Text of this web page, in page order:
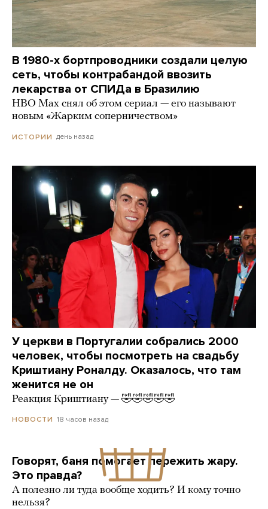
В 1980-х бортпроводники создали целую
сеть, чтобы контрабандой ввозить
лекарства от СПИДа в Бразилию
HBO Max снял об этом сериал — его называют
новым «Жарким соперничеством»
ИСТОРИИ день назад
У церкви в Португалии собрались 2000
человек, чтобы посмотреть на свадьбу
Криштиану Роналду. Оказалось, что там
женится не он
Реакция Криштиану — 🤣🤣🤣🤣🤣
НОВОСТИ 18 часов назад
Говорят, баня помогает пережить жару.
Это правда?
А полезно ли туда вообще ходить? И кому точно
нельзя?